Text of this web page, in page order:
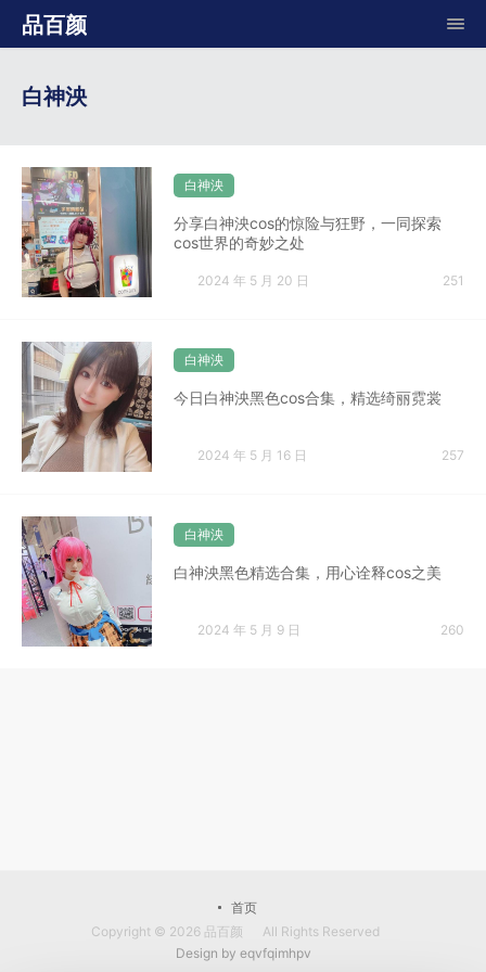
品百颜
白神泱
白神泱
分享白神泱cos的惊险与狂野，一同探索
cos世界的奇妙之处
2024 年 5 月 20 日 251
白神泱
今日白神泱黑色cos合集，精选绮丽霓裳
2024 年 5 月 16 日 257
白神泱
白神泱黑色精选合集，用心诠释cos之美
2024 年 5 月 9 日 260
首页
Copyright © 2026 品百颜
All Rights Reserved
Design by eqvfqimhpv